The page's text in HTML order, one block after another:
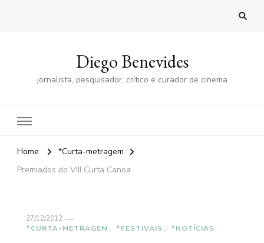
Diego Benevides
jornalista, pesquisador, crítico e curador de cinema
Home
*Curta-metragem
Premiados do VIII Curta Canoa
27/12/2012
*CURTA-METRAGEM
*FESTIVAIS *NOTÍCIAS